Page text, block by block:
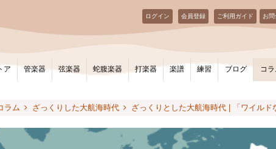
ログイン 会員登録 ご利用ガイド お
ア 管楽器 弦楽器 蛇腹楽器 打楽器 楽譜 練習 ブログ コラ
ラム ざっくりした大航海時代 ざっくりとした大航海時代 | 「ワイルド